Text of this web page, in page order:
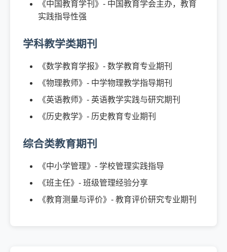
《中国教育学刊》- 中国教育学会主办，教育
实践指导性强
学科教学类期刊
《数学教育学报》- 数学教育专业期刊
《物理教师》- 中学物理教学指导期刊
《英语教师》- 英语教学实践与研究期刊
《历史教学》- 历史教育专业期刊
综合类教育期刊
《中小学管理》- 学校管理实践指导
《班主任》- 班级管理经验分享
《教育测量与评价》- 教育评价研究专业期刊